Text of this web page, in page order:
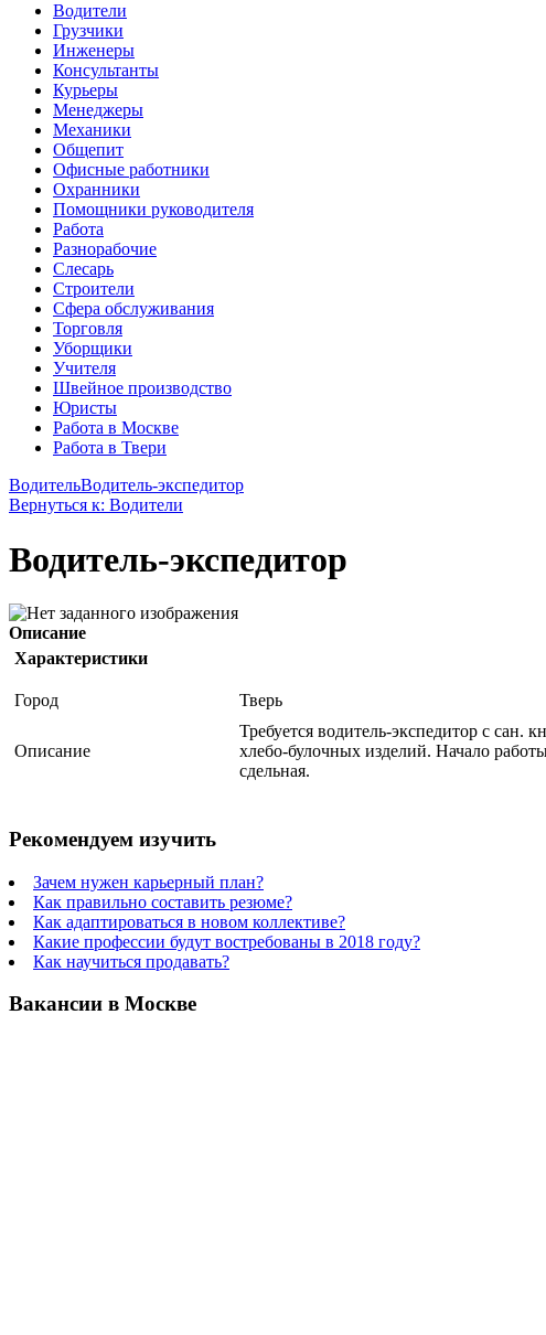
Водители
Грузчики
Инженеры
Консультанты
Курьеры
Менеджеры
Механики
Общепит
Офисные работники
Охранники
Помощники руководителя
Работа
Разнорабочие
Слесарь
Строители
Сфера обслуживания
Торговля
Уборщики
Учителя
Швейное производство
Юристы
Работа в Москве
Работа в Твери
ВодительВодитель-экспедитор
Вернуться к: Водители
Водитель-экспедитор
Описание
Характеристики
Город Тверь
Описание
Требуется водитель-экспедитор с сан.
хлебо-булочных изделий. Начало
сдельная.
Рекомендуем изучить
Зачем нужен карьерный план?
Как правильно составить резюме?
Как адаптироваться в новом коллективе?
Какие профессии будут востребованы в 2018 году?
Как научиться продавать?
Вакансии в Москве